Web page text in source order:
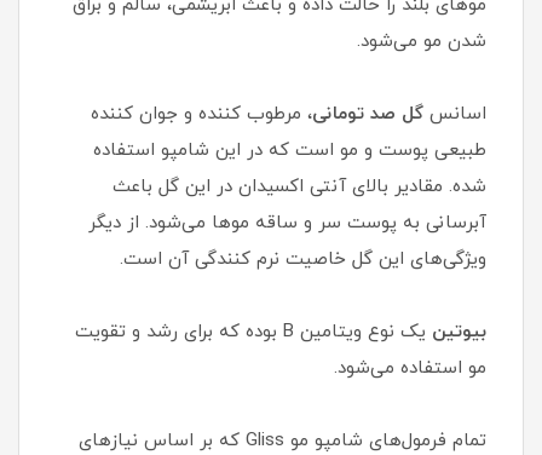
موهای بلند را حالت داده و باعث ابریشمی، سالم و براق
شدن مو می‌شود.
اسانس گل صد تومانی، مرطوب کننده و جوان کننده
طبیعی پوست و مو است که در این شامپو استفاده
شده. مقادیر بالای آنتی اکسیدان در این گل باعث
آبرسانی به پوست سر و ساقه موها می‌شود. از دیگر
ویژگی‌های این گل خاصیت نرم کنندگی آن است.
بیوتین
یک نوع ویتامین B بوده که برای رشد و تقویت
مو استفاده می‌شود.
تمام فرمول‌های شامپو مو Gliss که بر اساس نیازهای